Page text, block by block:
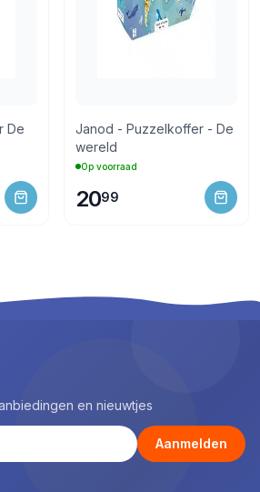
De
Janod - Puzzelkoffer - De
wereld
Op voorraad
2099
en nieuwtjes
Aanmelden